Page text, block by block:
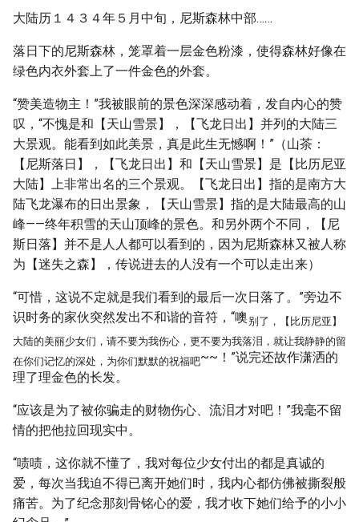
大陆历１４３４年５月中旬，尼斯森林中部……
落日下的尼斯森林，笼罩着一层金色粉漆，使得森林好像在
绿色内衣外套上了一件金色的外套。
“赞美造物主！”我被眼前的景色深深感动着，发自内心的赞
叹，“不愧是和【天山雪景】，【飞龙日出】并列的大陆三
大景观。能看到如此美景，真是此生无憾啊！”（山茶：
【尼斯落日】，【飞龙日出】和【天山雪景】是【比历尼亚
大陆】上非常出名的三个景观。【飞龙日出】指的是南方大
陆飞龙瀑布的日出景象，【天山雪景】指的是大陆最高的山
峰——终年积雪的天山顶峰的景色。和另外两个不同，【尼
斯日落】并不是人人都可以看到的，因为尼斯森林又被人称
为【迷失之森】，传说进去的人没有一个可以走出来）
“可惜，这说不定就是我们看到的最后一次日落了。”旁边不
识时务的家伙突然发出不和谐的音符，“噢别了，【比历尼亚】
大陆的美丽少女们，请不要为我伤心，更不要为我落泪，就让我静静的留
在你们记忆的深处，为你们默默的祝福吧~~！”说完还故作潇洒的
理了理金色的长发。
“应该是为了被你骗走的财物伤心、流泪才对吧！”我毫不留
情的把他拉回现实中。
“啧啧，这你就不懂了，我对每位少女付出的都是真诚的
爱，每次当我迫不得已离开她们时，我内心都仿佛被撕裂般
痛苦。为了纪念那刻骨铭心的爱，我才收下她们给予的小小